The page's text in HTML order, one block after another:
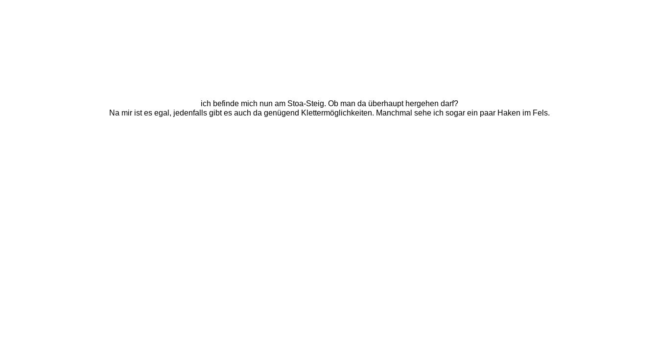
ich befinde mich nun am Stoa-Steig. Ob man da überhaupt hergehen darf?
Na mir ist es egal, jedenfalls gibt es auch da genügend Klettermöglichkeiten. Manchmal sehe ich sogar ein paar Haken im Fels.